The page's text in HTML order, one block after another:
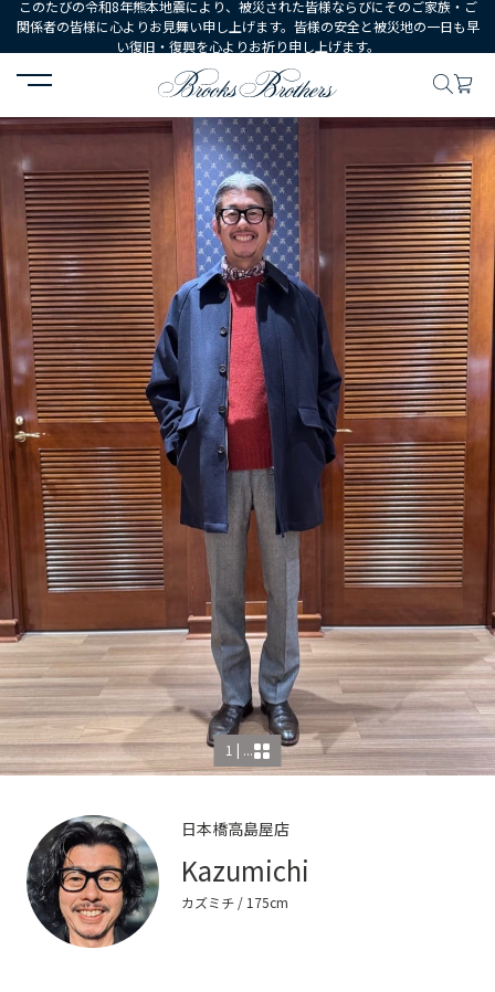
このたびの令和8年熊本地震により、被災された皆様ならびにそのご家族・ご
関係者の皆様に心よりお見舞い申し上げます。皆様の安全と被災地の一日も早
い復旧・復興を心よりお祈り申し上げます。
HOME コーディネート コーディネート詳細
1 | ...
日本橋高島屋店
Kazumichi
カズミチ/ 175cm